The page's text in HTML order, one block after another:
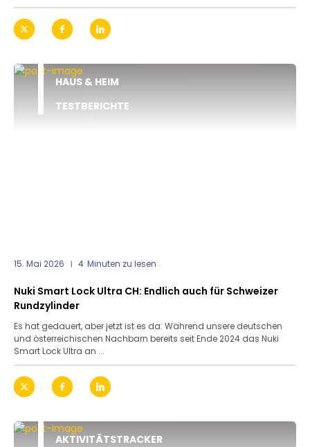
HAUS & HEIM
TESTBERICHTE
15. Mai 2026 4 Minuten zu lesen
Nuki Smart Lock Ultra CH: Endlich auch für Schweizer
Rundzylinder
Es hat gedauert, aber jetzt ist es da: Während unsere deutschen
und österreichischen Nachbarn bereits seit Ende 2024 das Nuki
Smart Lock Ultra an ...
AKTIVITÄTSTRACKER